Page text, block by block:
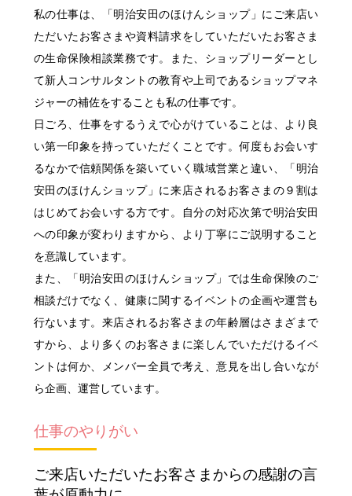
11の働くフィールド
多様な人財が活躍する会社
明治安田ブランドサイト
明治安田公式ホームページ
明治安田公式ホームページ
明治安田公式ホームページ
採用担当者メッセージ
私の仕事は、「明治安田のほけんショップ」にご来店い
ただいたお客さまや資料請求をしていただいたお客さま
の生命保険相談業務です。また、ショップリーダーとし
て新人コンサルタントの教育や上司であるショップマネ
ジャーの補佐をすることも私の仕事です。
日ごろ、仕事をするうえで心がけていることは、より良
い第一印象を持っていただくことです。何度もお会いす
るなかで信頼関係を築いていく職域営業と違い、「明治
安田のほけんショップ」に来店されるお客さまの９割は
はじめてお会いする方です。自分の対応次第で明治安田
への印象が変わりますから、より丁寧にご説明すること
を意識しています。
また、「明治安田のほけんショップ」では生命保険のご
相談だけでなく、健康に関するイベントの企画や運営も
行ないます。来店されるお客さまの年齢層はさまざまで
すから、より多くのお客さまに楽しんでいただけるイベ
ントは何か、メンバー全員で考え、意見を出し合いなが
ら企画、運営しています。
仕事のやりがい
ご来店いただいたお客さまからの感謝の言